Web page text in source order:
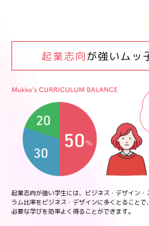
起業志向が強いムッ
起業志向が強い学生には、ビジネス・デザイン・
ラム比率をビジネス・デザインに多くとること
必要な学びを効率よく得ることができます。